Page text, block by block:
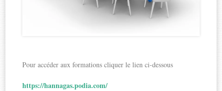
Pour accéder aux formations cliquer le lien ci-dessous
https://hannagas.podia.com/